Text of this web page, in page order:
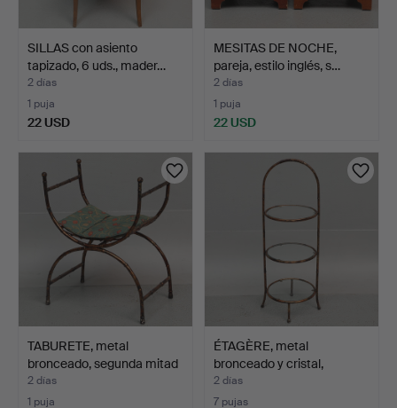
SILLAS con asiento
tapizado, 6 uds., mader…
2 días
1 puja
22 USD
MESITAS DE NOCHE,
pareja, estilo inglés, s…
2 días
1 puja
22 USD
TABURETE, metal
bronceado, segunda mitad
d…
2 días
1 puja
ÉTAGÈRE, metal
bronceado y cristal,
segund…
2 días
7 pujas